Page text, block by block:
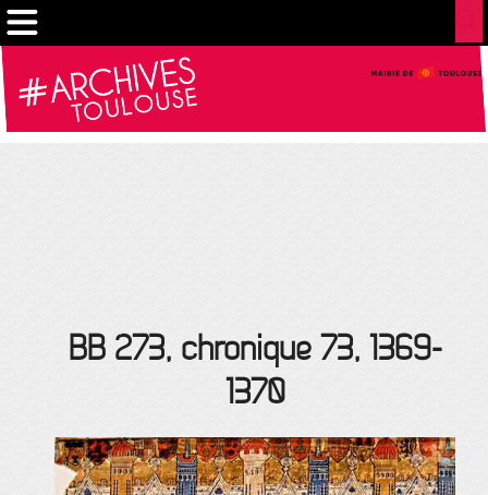
BB 273, chronique 73, 1369-
1370
Gestion de vos préférences sur les cookies